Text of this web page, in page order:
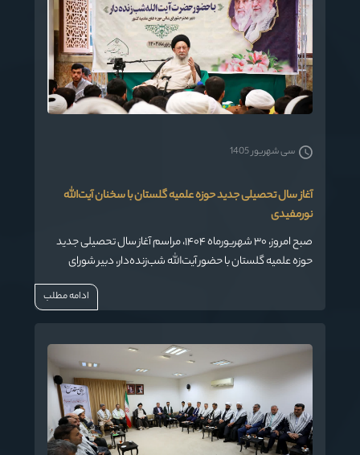
آغاز سال تحصیلی جدید حوزه علمیه گلستان با سخنان آیت‌الله
نورمفیدی
صبح امروز، ۳۰ شهریورماه ۱۴۰۴، مراسم آغاز سال تحصیلی جدید
حوزه علمیه گلستان با حضور آیت‌الله شب‌زنده‌دار، دبیر شورای
عالی حوزه‌های علمیه کشور آیت‌الله سیدکاظم نورمفیدی،
نماینده ولی فقیه در استان گلستان و امام جمعه گرگان و جمعی
سی شهریور 1405
ادامه مطلب